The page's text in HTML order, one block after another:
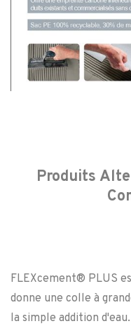
Produits
FLEXcement® PLUS
donne une colle à
la simple addition d'eau.